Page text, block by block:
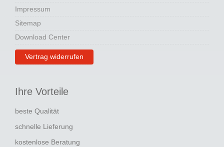
Impressum
Sitemap
Download Center
Vertrag widerrufen
Ihre Vorteile
beste Qualität
schnelle Lieferung
kostenlose Beratung